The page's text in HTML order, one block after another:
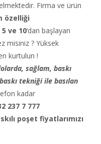
Firma ve ürün
özelliği
ve 10‘dan başlayan
misiniz ? Yüksek
kurtulun !
sağlam, baskı
tekniği ile basılan
kadar
237 7 777
poşet fiyatlarımızı